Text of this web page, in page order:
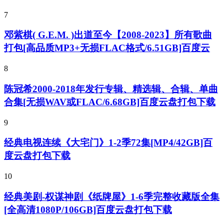
7
邓紫棋( G.E.M. )出道至今【2008-2023】所有歌曲
打包[高品质MP3+无损FLAC格式/6.51GB]百度云
8
陈冠希2000-2018年发行专辑、精选辑、合辑、单曲
合集[无损WAV或FLAC/6.68GB]百度云盘打包下载
9
经典电视连续《大宅门》1-2季72集[MP4/42GB]百
度云盘打包下载
10
经典美剧-权谋神剧《纸牌屋》1-6季完整收藏版全集
[全高清1080P/106GB]百度云盘打包下载